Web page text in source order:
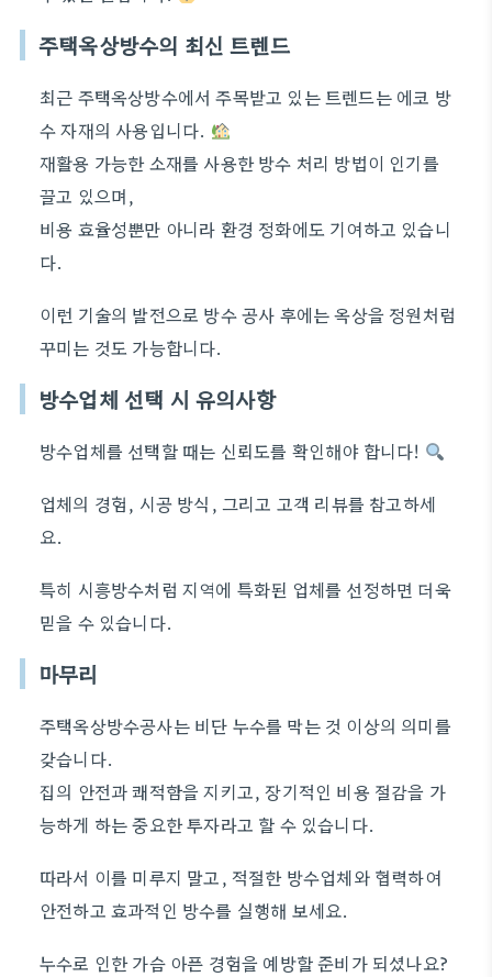
주택옥상방수의 최신 트렌드
최근 주택옥상방수에서 주목받고 있는 트렌드는 에코 방
수 자재의 사용입니다.
재활용 가능한 소재를 사용한 방수 처리 방법이 인기를
끌고 있으며,
비용 효율성뿐만 아니라 환경 정화에도 기여하고 있습니
다.
이런 기술의 발전으로 방수 공사 후에는 옥상을 정원처럼
꾸미는 것도 가능합니다.
방수업체 선택 시 유의사항
방수업체를 선택할 때는 신뢰도를 확인해야 합니다!
업체의 경험, 시공 방식, 그리고 고객 리뷰를 참고하세
요.
특히 시흥방수처럼 지역에 특화된 업체를 선정하면 더욱
믿을 수 있습니다.
마무리
주택옥상방수공사는 비단 누수를 막는 것 이상의 의미를
갖습니다.
집의 안전과 쾌적함을 지키고, 장기적인 비용 절감을 가
능하게 하는 중요한 투자라고 할 수 있습니다.
따라서 이를 미루지 말고, 적절한 방수업체와 협력하여
안전하고 효과적인 방수를 실행해 보세요.
누수로 인한 가슴 아픈 경험을 예방할 준비가 되셨나요?